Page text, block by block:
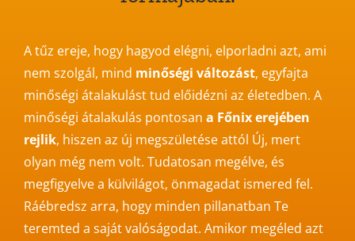
A tűz ereje, hogy hagyod elégni, elporladni azt, ami
nem szolgál, mind minőségi változást, egyfajta
minőségi átalakulást tud előidézni az életedben. A
minőségi átalakulás pontosan a Főnix erejében
rejlik, hiszen az új megszületése attól Új, mert
olyan még nem volt. Tudatosan megélve, és
megfigyelve a külvilágot, önmagadat ismered fel.
Ráébredsz arra, hogy minden pillanatban Te
teremted a saját valóságodat. Amikor megéled azt